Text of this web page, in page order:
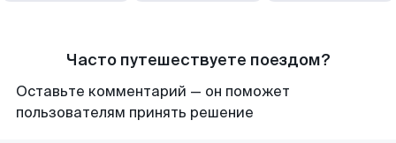
Часто путешествуете поездом?
Оставьте комментарий — он поможет
пользователям принять решение